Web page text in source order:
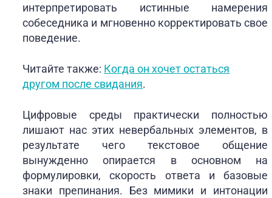
интерпретировать истинные намерения
собеседника и мгновенно корректировать свое
поведение.
Читайте также: Когда он хочет остаться
другом после свидания.
Цифровые среды практически полностью
лишают нас этих невербальных элементов, в
результате чего текстовое общение
вынужденно опирается в основном на
формулировки, скорость ответа и базовые
знаки препинания. Без мимики и интонации